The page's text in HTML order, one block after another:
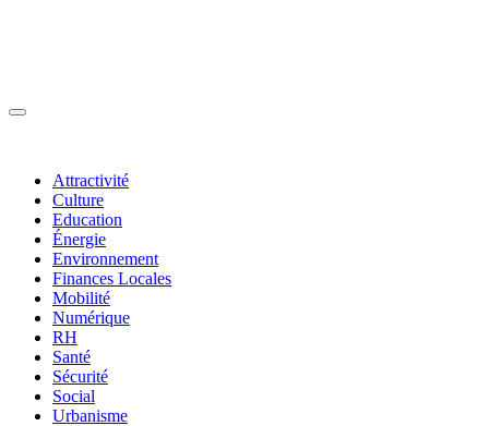
Attractivité
Culture
Education
Énergie
Environnement
Finances Locales
Mobilité
Numérique
RH
Santé
Sécurité
Social
Urbanisme